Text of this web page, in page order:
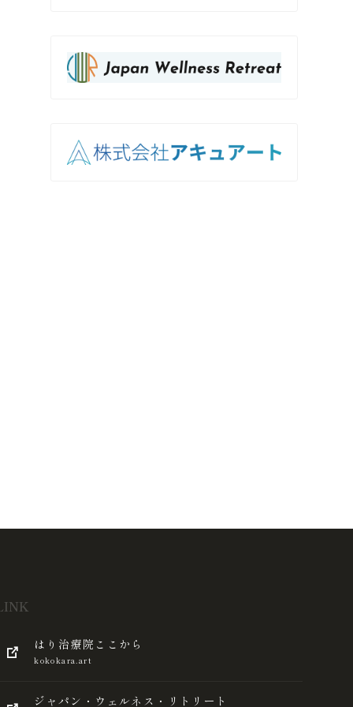
はり治療院ここから
kokokara.art
ジャパン・ウェルネス・リトリート